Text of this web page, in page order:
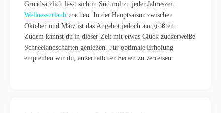
Grundsätzlich lässt sich in Südtirol zu jeder Jahreszeit
Wellnessurlaub machen. In der Hauptsaison zwischen
Oktober und März ist das Angebot jedoch am größten.
Zudem kannst du in dieser Zeit mit etwas Glück zuckerweiße
Schneelandschaften genießen. Für optimale Erholung
empfehlen wir dir, außerhalb der Ferien zu verreisen.